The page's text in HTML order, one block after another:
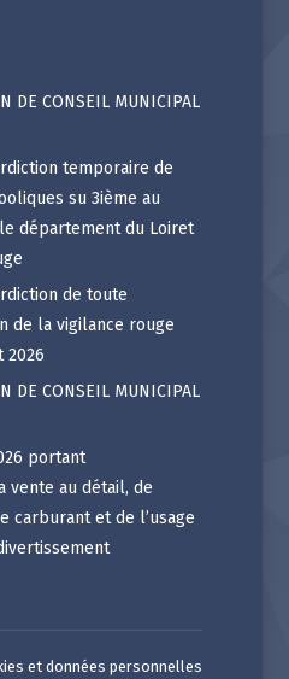
DE CONSEIL MUNICIPAL
temporaire de
su 3ième au
département du Loiret
de toute
de la vigilance rouge
2026
DE CONSEIL MUNICIPAL
portant
vente au détail, de
carburant et de l’usage
et données personnelles